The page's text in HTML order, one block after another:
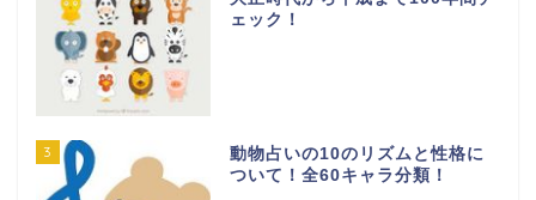
ェック！
3
動物占いの10のリズムと性格に
ついて！全60キャラ分類！